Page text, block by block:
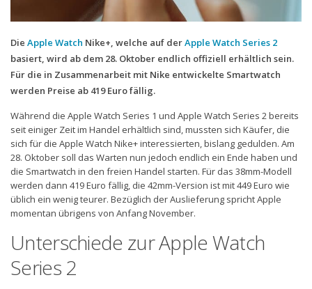
Datentarife
Mobilfunk-Vergleichsrechner
Mobilfunk-Tarifrechner
Die Apple Watch Nike+, welche auf derApple Watch Series 2
basiert, wird ab dem 28. Oktober endlich offiziell erhältlich sein.
Für die in Zusammenarbeit mit Nike entwickelte Smartwatch
werden Preise ab 419 Euro fällig.
Während die Apple Watch Series 1 und Apple Watch Series 2 bereits
seit einiger Zeit im Handel erhältlich sind, mussten sich Käufer, die
sich für die Apple Watch Nike+ interessierten, bislang gedulden. Am
28. Oktober soll das Warten nun jedoch endlich ein Ende haben und
die Smartwatch in den freien Handel starten. Für das 38mm-Modell
werden dann 419 Euro fällig, die 42mm-Version ist mit 449 Euro wie
üblich ein wenig teurer. Bezüglich der Auslieferung spricht Apple
momentan übrigens von Anfang November.
Unterschiede zur Apple Watch
Series 2